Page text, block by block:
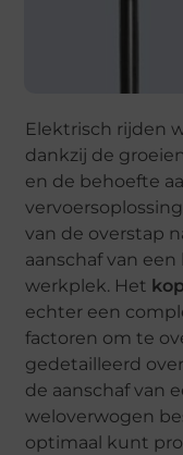
Elektrisch rijden
dankzij de
en de behoefte
van de overstap
aanschaf van
werkplek. Het
echter een
factoren om te
gedetailleerd
de aanschaf van
weloverwogen
optimaal kunt